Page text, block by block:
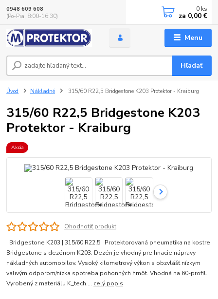
Menu
Hľadať
0948 609 608
(Po-Pia, 8:00-16:30)
0 ks
za 0,00 €
Úvod Nákladné 315/60 R22,5 Bridgestone K203 Protektor - Kraiburg
315/60 R22,5 Bridgestone K203
Protektor - Kraiburg
Akcia
Ohodnotiť produkt
Bridgestone K203 | 315/60 R22,5 Protektorovaná pneumatika na kostre
Bridgestone s dezénom K203. Dezén je vhodný pre hnacie nápravy
nákladných automobilov. Vysoký kilometrový výkon s obzvlášť nízkym
valivým odporom/nízka spotreba pohonných hmôt. Vhodná na 60-profil.
Vyrobený z materiálu K_tech.... celý popis